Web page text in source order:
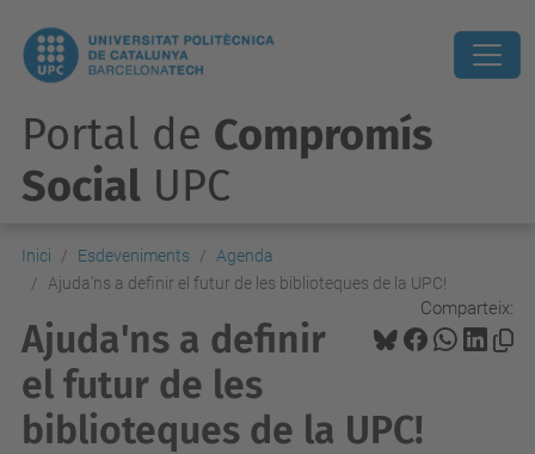
Portal de Compromís
Social UPC
Inici Esdeveniments
Agenda
Ajuda'ns a definir el futur de les biblioteques de la UPC!
Comparteix:
Ajuda'ns a definir
el futur de les
biblioteques de la UPC!